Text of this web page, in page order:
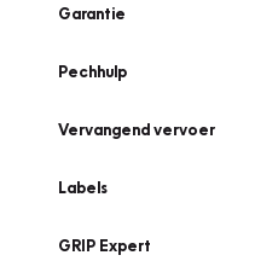
Garantie
Pechhulp
Vervangend vervoer
Labels
GRIP Expert